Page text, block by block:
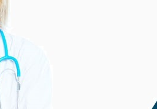
mj. 199 EUR + PDV
nas, te
ili zatražite